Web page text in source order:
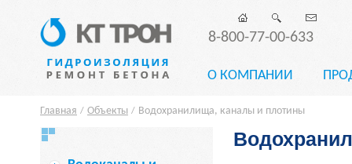
8-800-77-00-633
О КОМПАНИИ
Главная / Объекты / Водохранилища, каналы и плотины